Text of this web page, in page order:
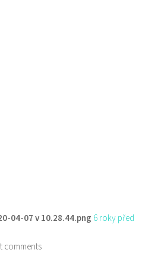
04-07 v 10.28.44.png 6 roky před
comments